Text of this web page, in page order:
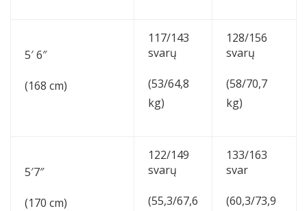
5′ 6″
(168 cm)
117/143
svarų
(53/64,8
kg)
128/156
svarų
(58/70,7
kg)
5′7″
(170 cm)
122/149
svarų
(55,3/67,6
133/163
svar
(60,3/73,9